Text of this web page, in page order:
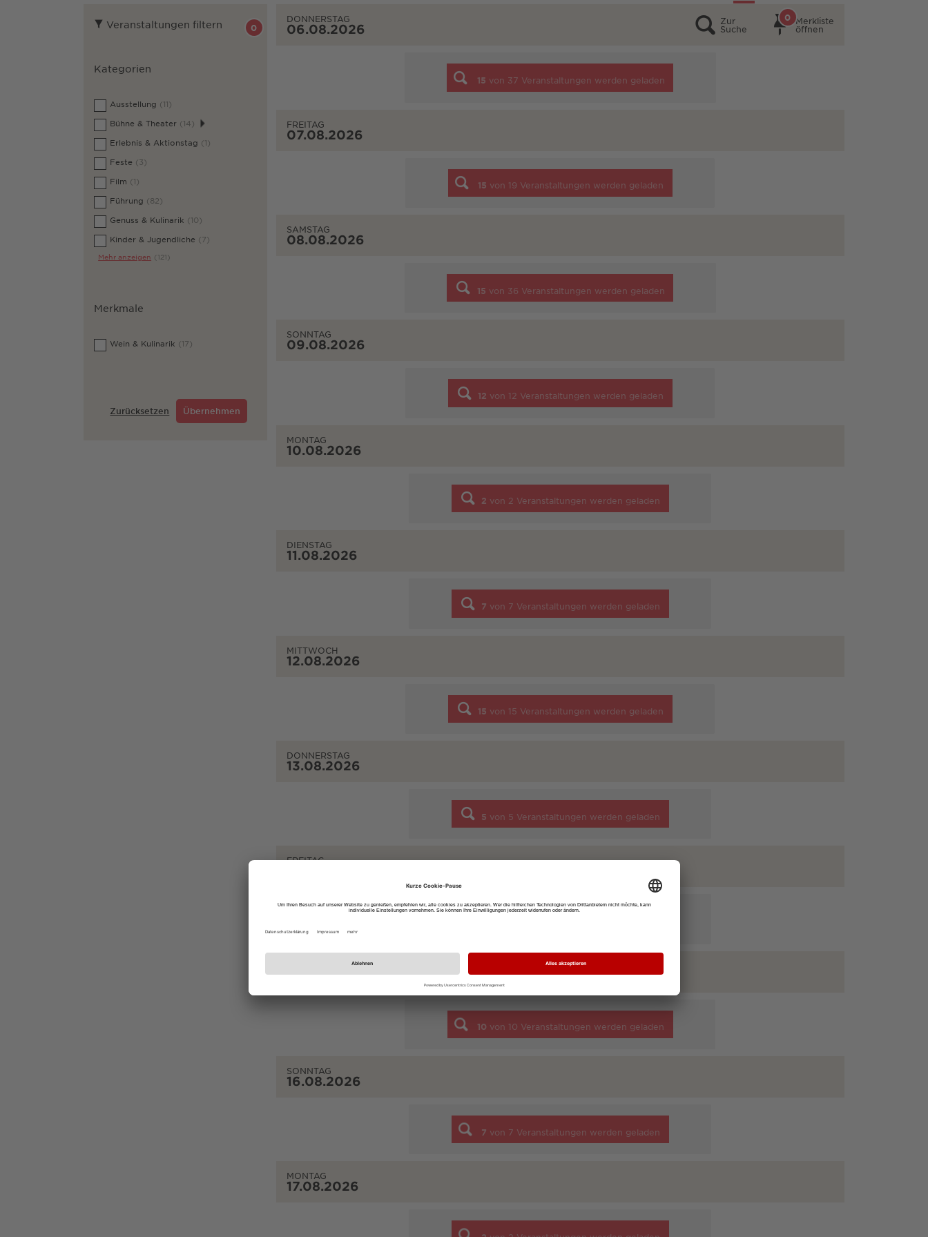
Veranstaltungen filtern 0
Kategorien
Ausstellung (11)
Bühne & Theater (14)
Erlebnis & Aktionstag (1)
Feste (3)
Film (1)
Führung (82)
Genuss & Kulinarik (10)
Kinder & Jugendliche (7)
Mehr anzeigen (121)
Merkmale
Wein & Kulinarik (17)
Zurücksetzen Übernehmen
Zur
Suche
Merkliste
öffnen
0
DONNERSTAG
06.08.2026
15 von 37 Veranstaltungen werden geladen
FREITAG
07.08.2026
15 von 19 Veranstaltungen werden geladen
SAMSTAG
08.08.2026
15 von 36 Veranstaltungen werden geladen
SONNTAG
09.08.2026
12 von 12 Veranstaltungen werden geladen
MONTAG
10.08.2026
2 von 2 Veranstaltungen werden geladen
DIENSTAG
11.08.2026
7 von 7 Veranstaltungen werden geladen
MITTWOCH
12.08.2026
15 von 15 Veranstaltungen werden geladen
DONNERSTAG
13.08.2026
5 von 5 Veranstaltungen werden geladen
FREITAG
15.08.2026
10 von 10 Veranstaltungen werden geladen
SONNTAG
16.08.2026
7 von 7 Veranstaltungen werden geladen
MONTAG
17.08.2026